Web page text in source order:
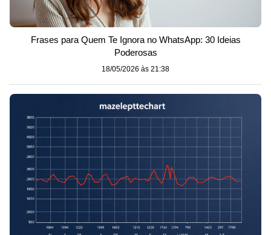
Frases para Quem Te Ignora no WhatsApp: 30 Ideias
Poderosas
18/05/2026 às 21:38